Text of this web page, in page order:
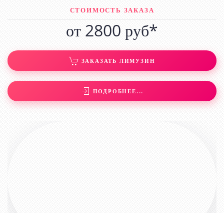
СТОИМОСТЬ ЗАКАЗА
от 2800 руб*
ЗАКАЗАТЬ ЛИМУЗИН
ПОДРОБНЕЕ...